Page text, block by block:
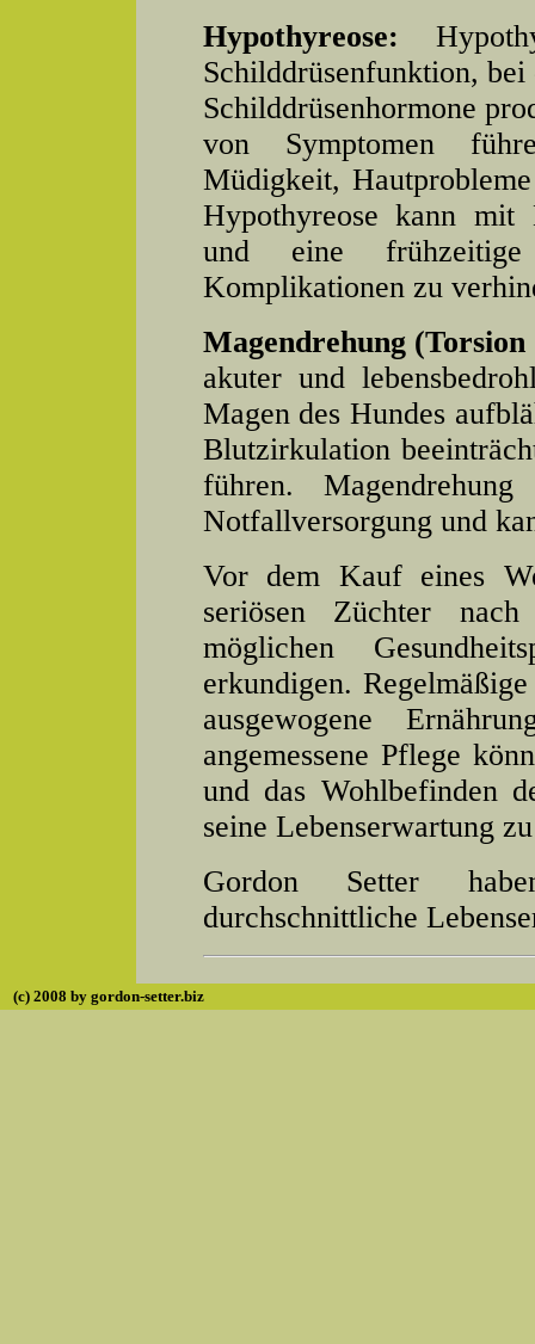
Hypothyreose:
Schilddrüsenfunktion,
Schilddrüsenhormone
von Symptomen
Müdigkeit,
Hypothyreose kann mit
und eine
Komplikationen zu
Magendrehung
akuter und
Magen des Hundes
Blutzirkulation
führen.
Notfallversorgung und
Vor dem Kauf eines
seriösen Züchter
möglichen
erkundigen.
ausgewogene
angemessene Pflege
und das Wohlbefinden
seine Lebenserwartung
Gordon Setter
durchschnittliche
(c) 2008 by gordon-setter.biz